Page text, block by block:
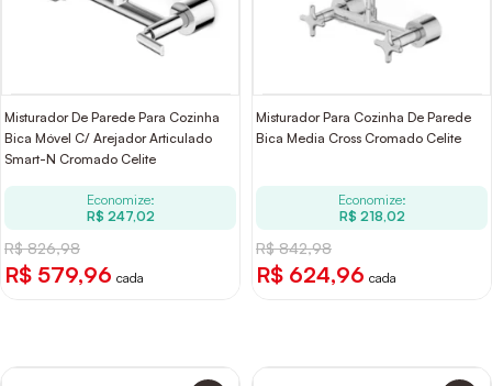
Misturador De Parede Para Cozinha
Bica Móvel C/ Arejador Articulado
Smart-N Cromado Celite
Economize:
R$ 247,02
R$ 826,98
R$ 579,96 cada
Misturador Para Cozinha De Parede
Bica Media Cross Cromado Celite
Economize:
R$ 218,02
R$ 842,98
R$ 624,96 cada